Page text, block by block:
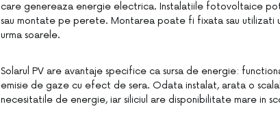
care genereaza energie electrica. Instalatiile fotovoltaice
sau montate pe perete. Montarea poate fi fixata sau utilizati
urma soarele.
Solarul PV are avantaje specifice ca sursa de energie:
emisie de gaze cu efect de sera. Odata instalat, arata o
necesitatile de energie, iar siliciul are disponibilitate mare in